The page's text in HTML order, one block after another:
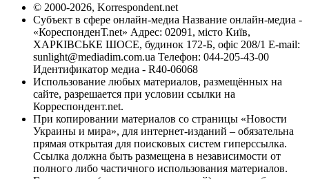
© 2000-2026, Korrespondent.net
Субъект в сфере онлайн-медиа Название онлайн-медиа -
«КореспонденТ.net» Адрес: 02091, місто Київ,
ХАРКІВСЬКЕ ШОСЕ, будинок 172-Б, офіс 208/1 E-mail:
sunlight@mediadim.com.ua Телефон: 044-205-43-00
Идентификатор медиа - R40-06068
Использование любых материалов, размещённых на
сайте, разрешается при условии ссылки на
Корреспондент.net.
При копировании материалов со страницы «Новости
Украины и мира», для интернет-изданий – обязательна
прямая открытая для поисковых систем гиперссылка.
Ссылка должна быть размещена в независимости от
полного либо частичного использования материалов.